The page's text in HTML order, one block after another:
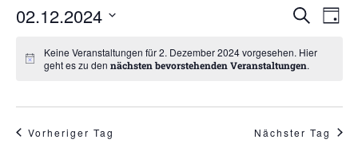
UND
SucheTag
02.12.2024
wählen.Keine Veranstaltungen für 2. Dezember 2024 vorgesehen. Hier
geht es zu dennächsten bevorstehenden Veranstaltungen.
Vorheriger Tag Nächster Tag